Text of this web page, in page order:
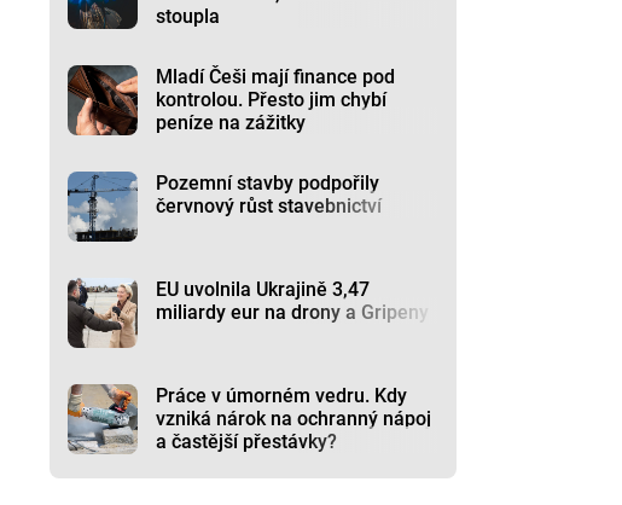
stoupla
Mladí Češi mají finance pod
kontrolou. Přesto jim chybí
peníze na zážitky
Pozemní stavby podpořily
červnový růst stavebnictví
EU uvolnila Ukrajině 3,47
miliardy eur na drony a Gripeny
Práce v úmorném vedru. Kdy
vzniká nárok na ochranný nápoj
a častější přestávky?